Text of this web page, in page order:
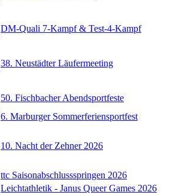
DM-Quali 7-Kampf & Test-4-Kampf
38. Neustädter Läufermeeting
50. Fischbacher Abendsportfeste
6. Marburger Sommerferiensportfest
10. Nacht der Zehner 2026
ttc Saisonabschlussspringen 2026
Leichtathletik - Janus Queer Games 2026